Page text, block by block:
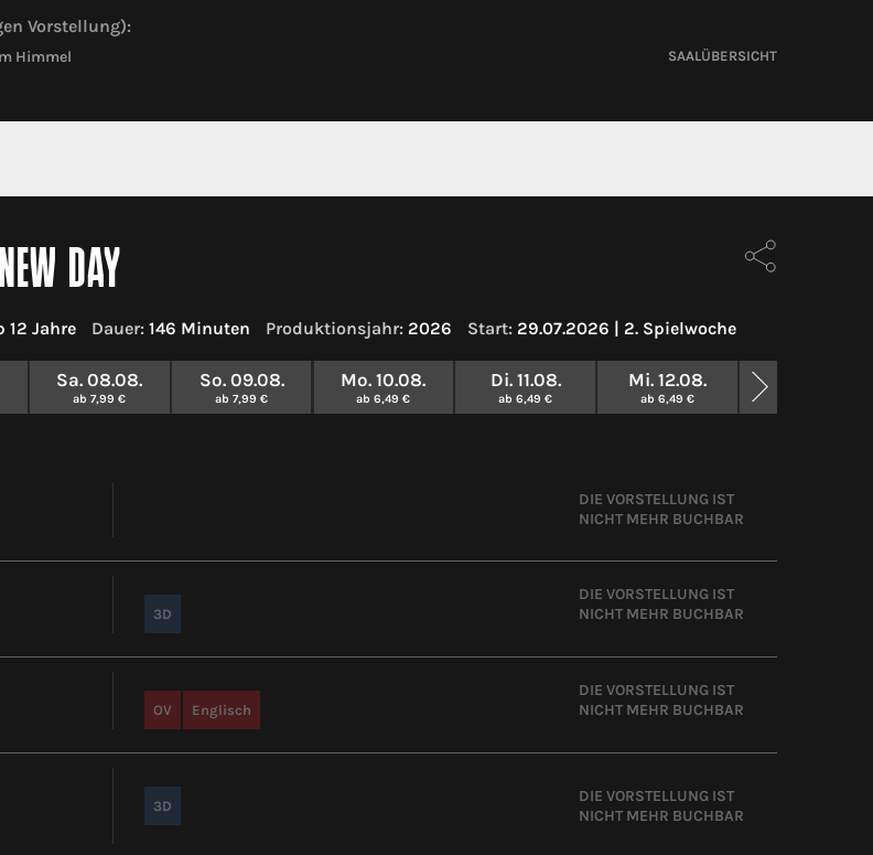
Vorstellung):
Himmel SAALÜBERSICHT
DAY
12 Jahre Dauer: 146 Minuten Produktionsjahr: 2026 Start: 29.07.2026 | 2. Spielwoche
Sa. 08.08.
ab 7,99 €
So. 09.08.
ab 7,99 €
Mo. 10.08.
ab 6,49 €
Di. 11.08.
ab 6,49 €
Mi. 12.08.
ab 6,49 €
DIE VORSTELLUNG IST
NICHT MEHR BUCHBAR
3D
DIE VORSTELLUNG IST
NICHT MEHR BUCHBAR
OV Englisch
DIE VORSTELLUNG IST
NICHT MEHR BUCHBAR
3D
DIE VORSTELLUNG IST
NICHT MEHR BUCHBAR